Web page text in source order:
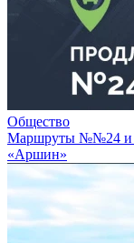
Общество
Маршруты №№24 и
«Аршин»